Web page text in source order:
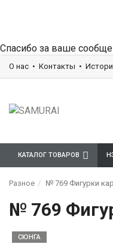
Спасибо за ваше
О нас Контакты
КАТАЛОГ ТОВАРОВ
Разное № 769 Фигурки
№ 769
СЮНГА